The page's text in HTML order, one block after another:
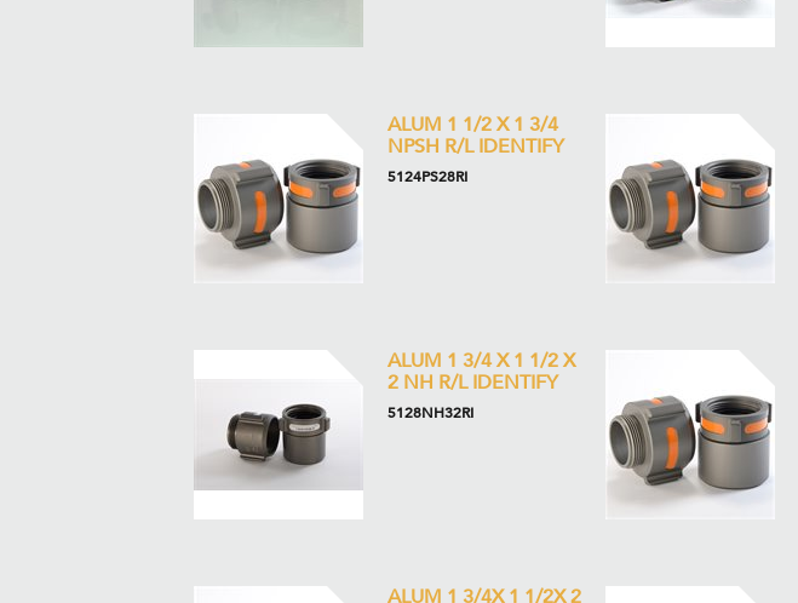
ALUM 1 1/2 X 1 3/4
NPSH R/L IDENTIFY
5124PS28RI
ALUM 1 3/4 X 1 1/2 X
2 NH R/L IDENTIFY
5128NH32RI
ALUM 1 3/4X 1 1/2X 2